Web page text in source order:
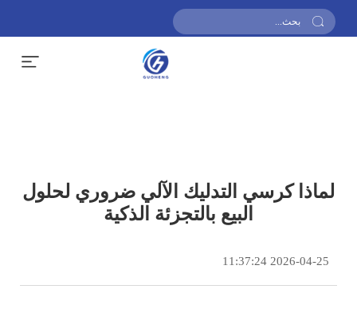
لماذا كرسي التدليك الآلي ضروري لحلول
البيع بالتجزئة الذكية
2026-04-25 11:37:24